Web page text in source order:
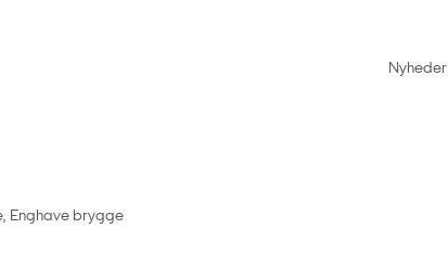
Nyheder
Enghave brygge